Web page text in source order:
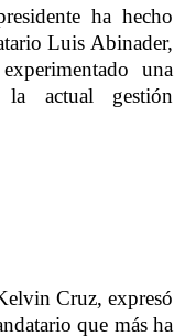
ha hecho
Luis Abinader,
una
la actual gestión
Cruz, expresó
que más ha